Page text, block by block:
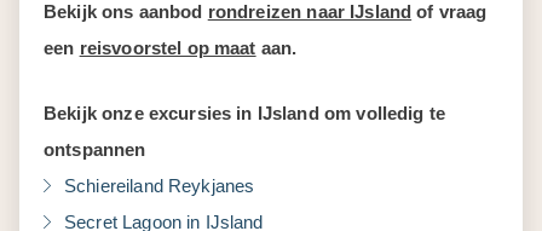
Bekijk ons aanbod rondreizen naar IJsland of vraag
een reisvoorstel op maat aan.
Bekijk onze excursies in IJsland om volledig te
ontspannen
Schiereiland Reykjanes
Secret Lagoon in IJsland